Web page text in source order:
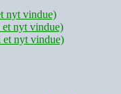
nyt vindue)
nyt vindue)
nyt vindue)